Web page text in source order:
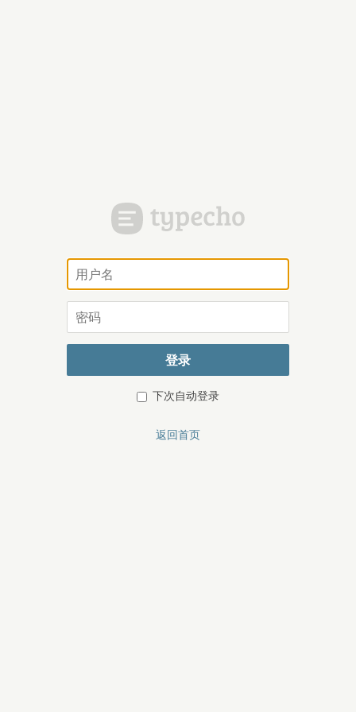
用
户
名
密
登录
下次自动登录
返回首页